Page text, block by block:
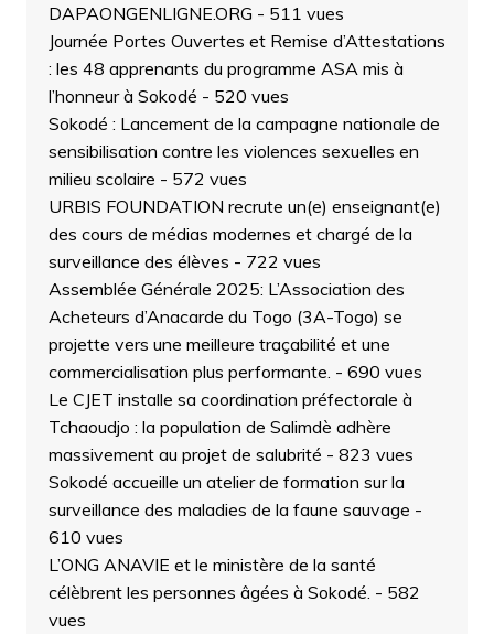
DAPAONGENLIGNE.ORG - 511 vues
Journée Portes Ouvertes et Remise d’Attestations
: les 48 apprenants du programme ASA mis à
l’honneur à Sokodé - 520 vues
Sokodé : Lancement de la campagne nationale de
sensibilisation contre les violences sexuelles en
milieu scolaire - 572 vues
URBIS FOUNDATION recrute un(e) enseignant(e)
des cours de médias modernes et chargé de la
surveillance des élèves - 722 vues
Assemblée Générale 2025: L’Association des
Acheteurs d’Anacarde du Togo (3A-Togo) se
projette vers une meilleure traçabilité et une
commercialisation plus performante. - 690 vues
Le CJET installe sa coordination préfectorale à
Tchaoudjo : la population de Salimdè adhère
massivement au projet de salubrité - 823 vues
Sokodé accueille un atelier de formation sur la
surveillance des maladies de la faune sauvage -
610 vues
L’ONG ANAVIE et le ministère de la santé
célèbrent les personnes âgées à Sokodé. - 582
vues